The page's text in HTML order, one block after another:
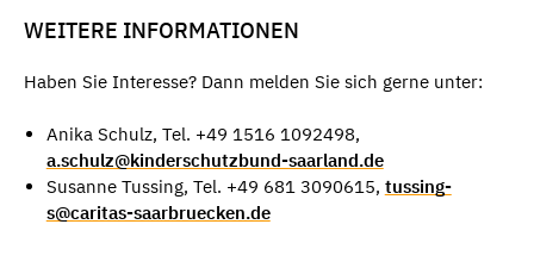
WEITERE INFORMATIONEN
Haben Sie Interesse? Dann melden Sie sich gerne unter:
Anika Schulz, Tel. +49 1516 1092498,
a.schulz@kinderschutzbund-saarland.de
Susanne Tussing, Tel. +49 681 3090615, tussing-
s@caritas-saarbruecken.de